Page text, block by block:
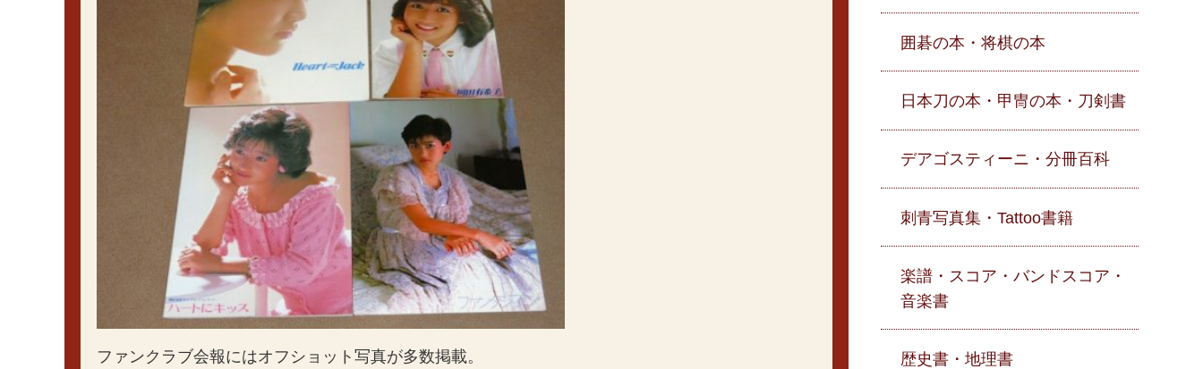
ファンクラブ会報にはオフショット写真が多数掲載。
囲碁の本・将棋の本
日本刀の本・甲冑の本・刀剣書
デアゴスティーニ・分冊百科
刺青写真集・Tattoo書籍
楽譜・スコア・バンドスコア・
音楽書
歴史書・地理書